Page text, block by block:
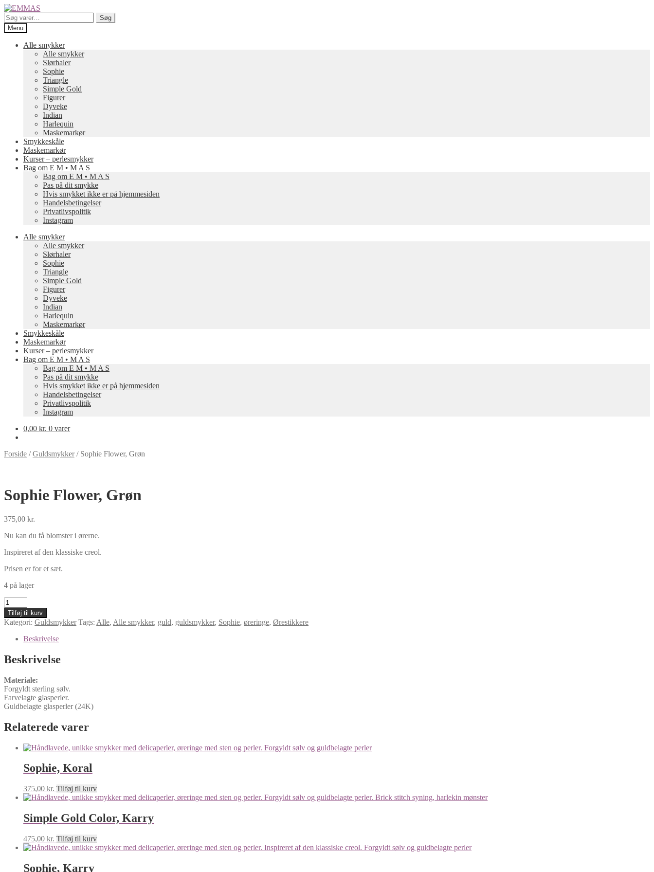
Spring
til
navigation
Spring
til
indhold
Søg
efter:
Søg
Menu
Alle smykker
Alle smykker
Slørhaler
Sophie
Triangle
Simple Gold
Figurer
Dyveke
Indian
Harlequin
Maskemarkør
Smykkeskåle
Maskemarkør
Kurser – perlesmykker
Bag om E M • M A S
Bag om E M • M A S
Pas på dit smykke
Hvis smykket ikke er på hjemmesiden
Handelsbetingelser
Privatlivspolitik
Instagram
Alle smykker
Alle smykker
Slørhaler
Sophie
Triangle
Simple Gold
Figurer
Dyveke
Indian
Harlequin
Maskemarkør
Smykkeskåle
Maskemarkør
Kurser – perlesmykker
Bag om E M • M A S
Bag om E M • M A S
Pas på dit smykke
Hvis smykket ikke er på hjemmesiden
Handelsbetingelser
Privatlivspolitik
Instagram
0,00 kr. 0 varer
Forside /Guldsmykker/ Sophie Flower, Grøn
Sophie Flower, Grøn
375,00 kr.
Nu kan du få blomster i ørerne.
Inspireret af den klassiske creol.
Prisen er for et sæt.
4 på lager
Sophie
Flower,
Grøn
antal
Tilføj til kurv
Kategori: Guldsmykker Tags: Alle, Alle smykker, guld, guldsmykker, Sophie, øreringe, Ørestikkere
Beskrivelse
Beskrivelse
Materiale:
Forgyldt sterling sølv.
Farvelagte glasperler.
Guldbelagte glasperler (24K)
Relaterede varer
Sophie, Koral
375,00 kr. Tilføj til kurv
Simple Gold Color, Karry
475,00 kr. Tilføj til kurv
Sophie, Karry